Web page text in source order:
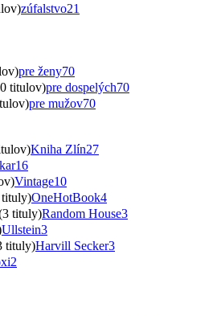
zúfalstvo21
pre ženy70
titulov)pre dospelých70
pre mužov70
Kniha Zlín27
16
Vintage10
OneHotBook4
tituly)Random House3
Ullstein3
tituly)Harvill Secker3
2